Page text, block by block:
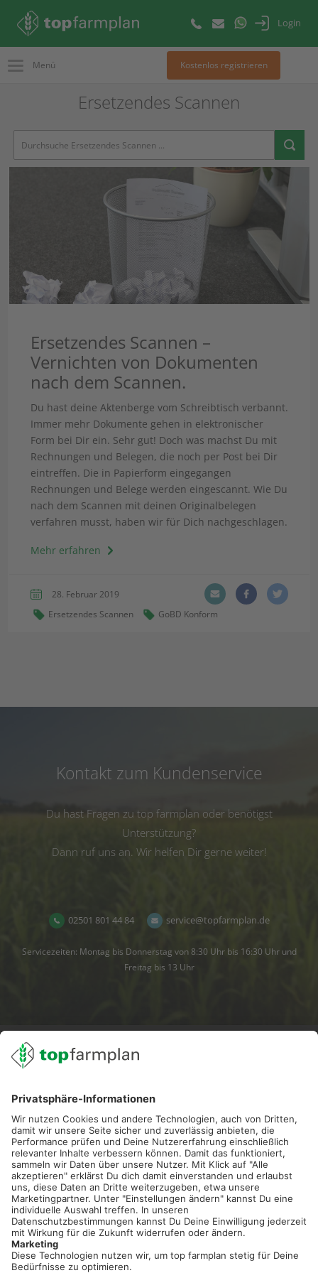
Login
Menü Kostenlos registrieren
Ersetzendes Scannen
Ersetzendes Scannen –
Vernichten von Dokumenten
nach dem Scannen.
Du hast deine Aktenberge vom Schreibtisch verbannt.
Immer mehr Dokumente gehen in elektronischer
Form bei Dir ein. Sehr gut! Doch was machst Du mit
Rechnungen und Belegen, die noch per Post bei Dir
eintreffen. Die in Papierform eingegangen
Rechnungen und Belege werden eingescannt. Wie Du
nach dem Scannen mit deinen Originalbelegen
verfahren musst, haben wir für Dich nachgeschlagen.
Mehr erfahren
28. Februar 2019
Ersetzendes Scannen
GoBD Konform
Kontakt zum Kundenservice
Du hast Fragen zu top farmplan oder benötigst
Unterstützung?
Dann ruf uns an. Wir helfen Dir gerne weiter!
02501 801 44 84 service@topfarmplan.de
Servicezeiten: Montag bis Donnerstag von 8:30 Uhr bis 16:30 Uhr und
Freitag bis 13 Uhr
02501 801 44 84
service@topfarmplan.de
Sei immer auf dem Laufenden!
Neue Features, spannende Tipps und hilfreiche Anleitungen!